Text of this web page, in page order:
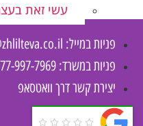
עשי זאת
פניות במייל:
פניות במשרד: 077-997-7969
יצירת קשר דרך וואטסאפ